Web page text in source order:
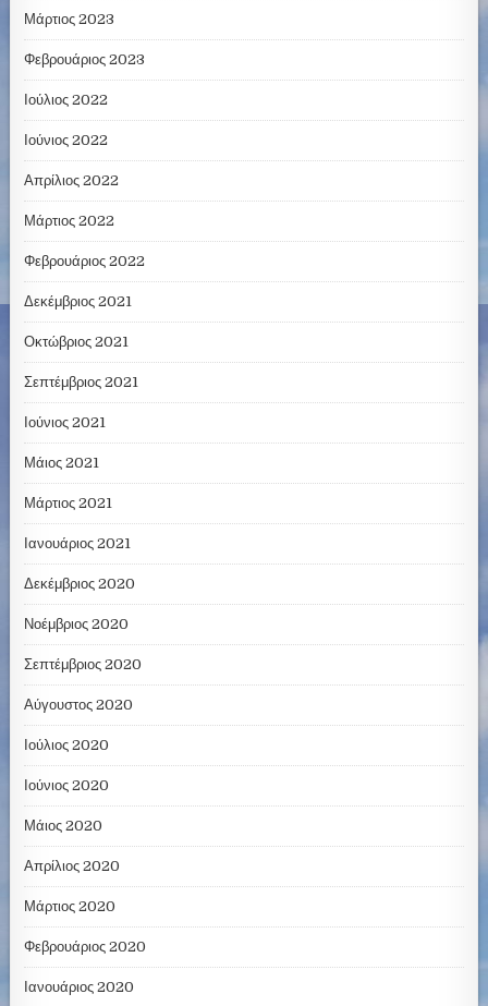
Μάρτιος 2023
Φεβρουάριος 2023
Ιούλιος 2022
Ιούνιος 2022
Απρίλιος 2022
Μάρτιος 2022
Φεβρουάριος 2022
Δεκέμβριος 2021
Οκτώβριος 2021
Σεπτέμβριος 2021
Ιούνιος 2021
Μάιος 2021
Μάρτιος 2021
Ιανουάριος 2021
Δεκέμβριος 2020
Νοέμβριος 2020
Σεπτέμβριος 2020
Αύγουστος 2020
Ιούλιος 2020
Ιούνιος 2020
Μάιος 2020
Απρίλιος 2020
Μάρτιος 2020
Φεβρουάριος 2020
Ιανουάριος 2020